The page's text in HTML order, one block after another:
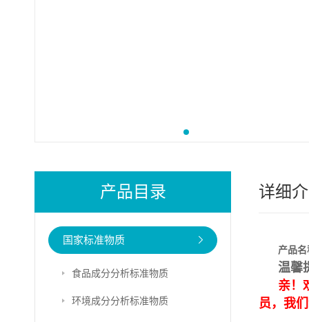
产品目录
国家标准物质
食品成分分析标准物质
环境成分分析标准物质
详细
产品
温馨
亲！
员，我